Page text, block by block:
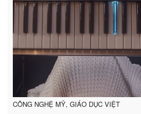
CÔNG NGHỆ MỸ, GIÁO DỤC VIỆT